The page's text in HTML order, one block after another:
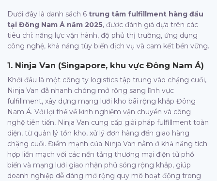
Dưới đây là danh sách 6 trung tâm fulfillment hàng đầu
tại Đông Nam Á năm 2025, được đánh giá dựa trên các
tiêu chí: năng lực vận hành, độ phủ thị trường, ứng dụng
công nghệ, khả năng tùy biến dịch vụ và cam kết bền vững.
1. Ninja Van (Singapore, khu vực Đông Nam Á)
Khởi đầu là một công ty logistics tập trung vào chặng cuối,
Ninja Van đã nhanh chóng mở rộng sang lĩnh vực
fulfillment, xây dựng mạng lưới kho bãi rộng khắp Đông
Nam Á. Với lợi thế về kinh nghiệm vận chuyển và công
nghệ tiên tiến, Ninja Van cung cấp giải pháp fulfillment toàn
diện, từ quản lý tồn kho, xử lý đơn hàng đến giao hàng
chặng cuối. Điểm mạnh của Ninja Van nằm ở khả năng tích
hợp liền mạch với các nền tảng thương mại điện tử phổ
biến và mạng lưới giao nhận phủ sóng rộng khắp, giúp
doanh nghiệp dễ dàng mở rộng quy mô hoạt động trong